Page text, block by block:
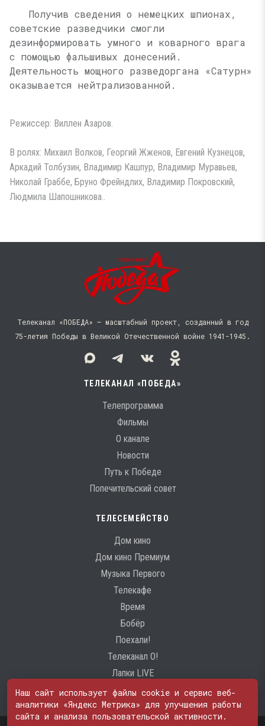
Получив сведения о немецких шпионах,
советские разведчики смогли
дезинформировать умного и коварного врага
с помощью фальшивых донесений.
Деятельность мощного разведоргана «Сатурн»
оказывается нейтрализованной.
Режиссер: Виллен Азаров.
В ролях: Михаил Волков, Георгий Жженов, Евгений Кузнецов,
Аркадий Толбузин, Владимир Кашпур, Владимир Муравьев,
Николай Граббе, Бруно Фрейндлих, Владимир Покровский,
Людмила Шапошникова..
Телеканал «ПОБЕДА» — масштабный проект, созданный в год
75-летия Победы в Великой Отечественной войне 1941−1945.
ТЕЛЕКАНАЛ «ПОБЕДА»
Телепрограмма
Фильмы
О канале
Новости
Путь к Победе
Попечительский совет
ТЕЛЕСЕМЕЙСТВО
Дом кино
Дом кино Премиум
Музыка Первого
Телекафе
Время
Бобёр
Поехали!
Телеканал О!
Лапки LIVE
Наш сайт использует файлы cookie и сервис веб-
аналитики «Яндекс Метрика» для улучшения работы
сайта и анализа пользовательской активности.